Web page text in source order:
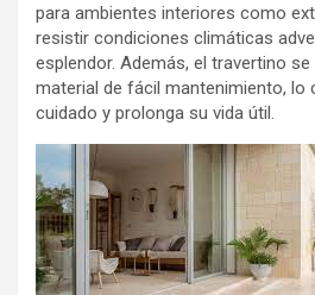
para ambientes interiores como
resistir condiciones climáticas
esplendor. Además, el travertino
material de fácil mantenimiento, lo
cuidado y prolonga su vida útil.